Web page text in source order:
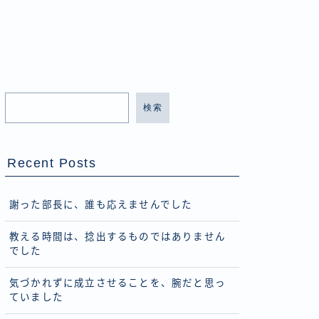
検索
Recent Posts
謝った部長に、誰も応えませんでした
教える時間は、捻出するものではありません
でした
気づかれずに成立させることを、腕だと思っ
ていました